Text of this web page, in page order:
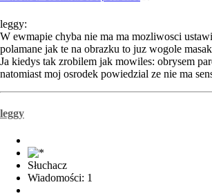
leggy:
W ewmapie chyba nie ma ma mozliwosci
polamane jak te na obrazku to juz wogole
Ja kiedys tak zrobilem jak mowiles: obrysem
natomiast moj osrodek powiedzial ze nie ma
leggy
Słuchacz
Wiadomości: 1